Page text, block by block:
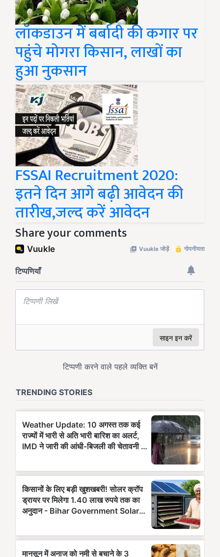
लॉकडाउन में बर्बादी की कगार पर
पहुंचे मोगरा किसान, लाखों का
हुआ नुकसान
FSSAI Recruitment 2020:
इतने दिन आगे बढ़ी आवेदन की
तारीख,जल्द करें आवेदन
Share your comments